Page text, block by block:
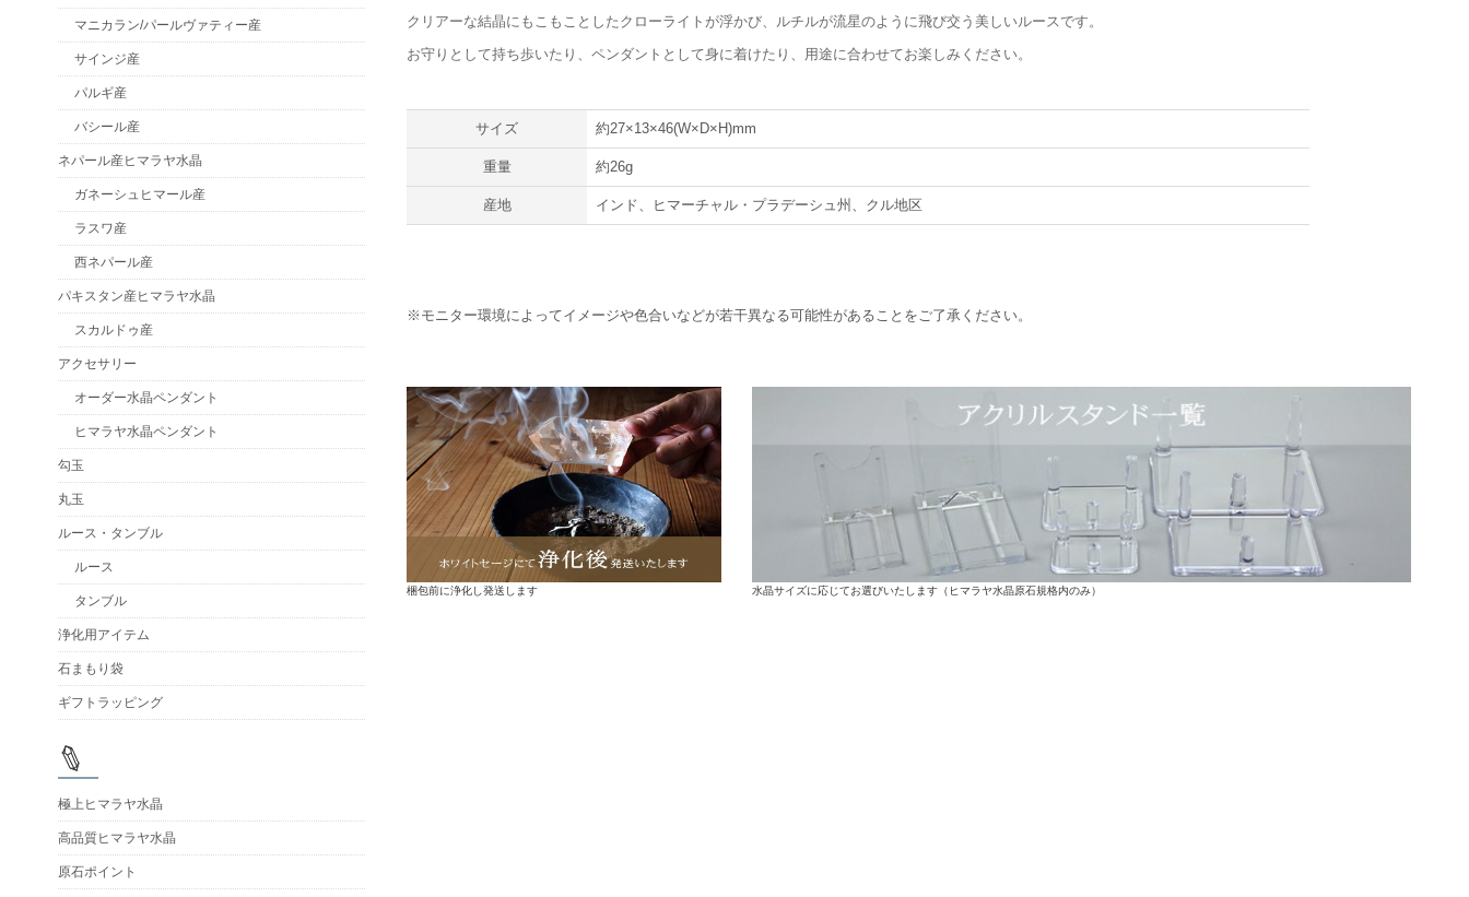
クリアーな結晶にもこもことしたクローライトが浮かび、ルチルが流星のように飛び交う美しいルースです。
お守りとして持ち歩いたり、ペンダントとして身に着けたり、用途に合わせてお楽しみください。
サイズ 約27×13×46(W×D×H)mm
重量 約26g
産地 インド、ヒマーチャル・プラデーシュ州、クル地区
※モニター環境によってイメージや色合いなどが若干異なる可能性があることをご了承ください。
梱包前に浄化し発送します 水晶サイズに応じてお選びいたします（ヒマラヤ水晶原石規格内のみ）
マニカラン/パールヴァティー産
サインジ産
パルギ産
バシール産
ネパール産ヒマラヤ水晶
ガネーシュヒマール産
ラスワ産
西ネパール産
パキスタン産ヒマラヤ水晶
スカルドゥ産
アクセサリー
オーダー水晶ペンダント
ヒマラヤ水晶ペンダント
勾玉
丸玉
ルース・タンブル
ルース
タンブル
浄化用アイテム
石まもり袋
ギフトラッピング
極上ヒマラヤ水晶
高品質ヒマラヤ水晶
原石ポイント